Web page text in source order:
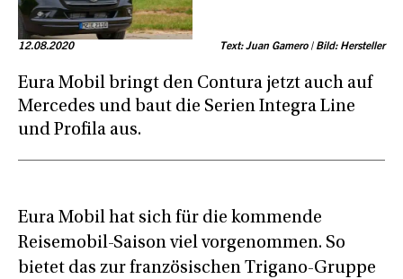
12.08.2020 Text: Juan Gamero | Bild: Hersteller
Eura Mobil bringt den Contura jetzt auch auf
Mercedes und baut die Serien Integra Line
und Profila aus.
Eura Mobil hat sich für die kommende
Reisemobil-Saison viel vorgenommen. So
bietet das zur französischen Trigano-Gruppe